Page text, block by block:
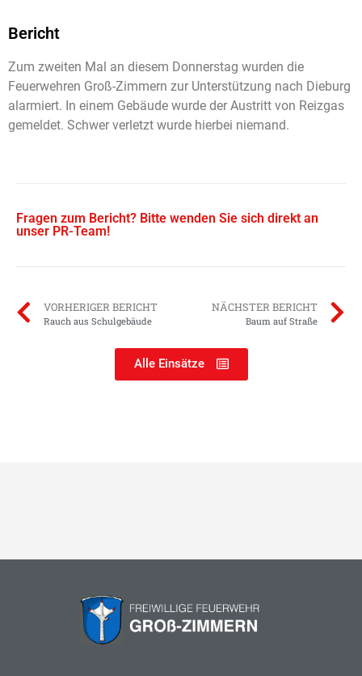
Bericht
Zum zweiten Mal an diesem Donnerstag wurden die
Feuerwehren Groß-Zimmern zur Unterstützung nach Dieburg
alarmiert. In einem Gebäude wurde der Austritt von Reizgas
gemeldet. Schwer verletzt wurde hierbei niemand.
Fragen zum Bericht? Bitte wenden Sie sich direkt an
unser PR-Team!
VORHERIGER BERICHT
Rauch aus Schulgebäude
NÄCHSTER BERICHT
Baum auf Straße
Alle Einsätze